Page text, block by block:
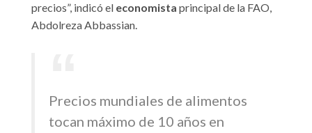
precios”, indicó el economista principal de la FAO,
Abdolreza Abbassian.
Precios mundiales de alimentos
tocan máximo de 10 años en